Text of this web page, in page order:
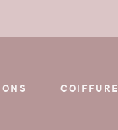
COIFFURE